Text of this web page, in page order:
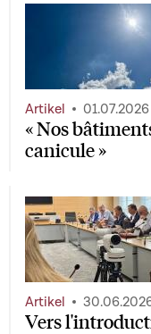
« Nos
canicule »
Artikel 01.07.2026
Vers
Artikel